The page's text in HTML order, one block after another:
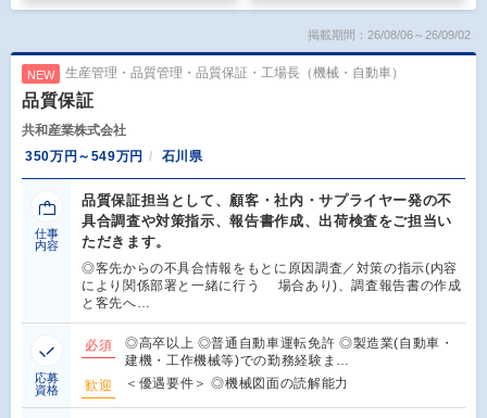
掲載期間：26/08/06～26/09/02
NEW 生産管理・品質管理・品質保証・工場長（機械・自動車）
品質保証
共和産業株式会社
350万円～549万円
石川県
仕事
内容
品質保証担当として、顧客・社内・サプライヤー発の不
具合調査や対策指示、報告書作成、出荷検査をご担当い
ただきます。
◎客先からの不具合情報をもとに原因調査／対策の指示(内容
により関係部署と一緒に行う 場合あり)、調査報告書の作成
と客先へ…
応募
資格
必須
◎高卒以上 ◎普通自動車運転免許 ◎製造業(自動車・
建機・工作機械等)での勤務経験ま…
歓迎
＜優遇要件＞ ◎機械図面の読解能力